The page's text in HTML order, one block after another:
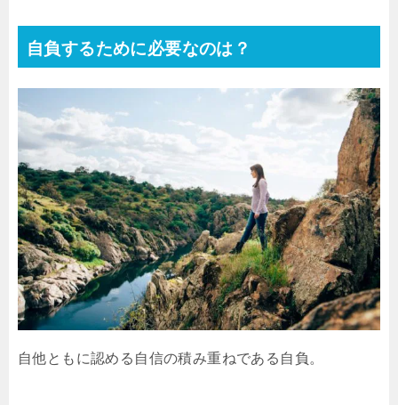
自負するために必要なのは？
自他ともに認める自信の積み重ねである自負。